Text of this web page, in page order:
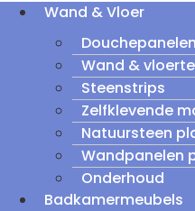
Wand & Vloer
Douchepanelen
Wand &
Steenstrips
Zelfklevende
Natuursteen
Wandpanelen
Onderhoud
Badkamermeubels